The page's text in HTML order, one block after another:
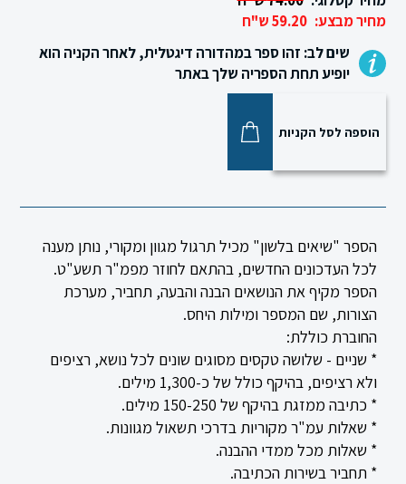
מחיר מבצע: 59.20 ש"ח
שים לב: זהו ספר במהדורה דיגטלית, לאחר הקניה הוא
יופיע תחת הספריה שלך באתר
הוספה לסל הקניות
הספר "שיאים בלשון" מכיל תרגול מגוון ומקורי, נותן מענה
לכל העדכונים החדשים, בהתאם לחוזר מפמ"ר תשע"ט.
הספר מקיף את הנושאים הבנה והבעה, תחביר, מערכת
הצורות, שם המספר ומילות היחס.
החוברת כוללת:
* שניים - שלושה טקסים מסוגים שונים לכל נושא, רציפים
ולא רציפים, בהיקף כולל של כ-1,300 מילים.
* כתיבה ממזגת בהיקף של 150-250 מילים.
* שאלות עמ"ר מקוריות בדרכי תשאול מגוונות.
* שאלות מכל ממדי ההבנה.
* תחביר בשירות הכתיבה.